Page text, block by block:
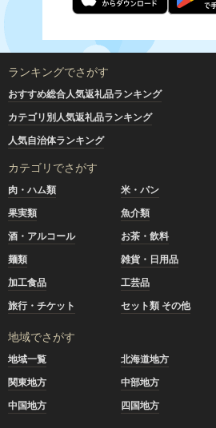
ランキングでさがす
おすすめ総合人気返礼品ランキング
カテゴリ別人気返礼品ランキング
人気自治体ランキング
カテゴリでさがす
肉・ハム類 米・パン
果実類
魚介類
酒・アルコール
お茶・飲料
麺類
雑貨・日用品
加工食品
工芸品
旅行・チケット
セット類 その他
地域でさがす
地域一覧 北海道地方
関東地方
中部地方
中国地方
四国地方